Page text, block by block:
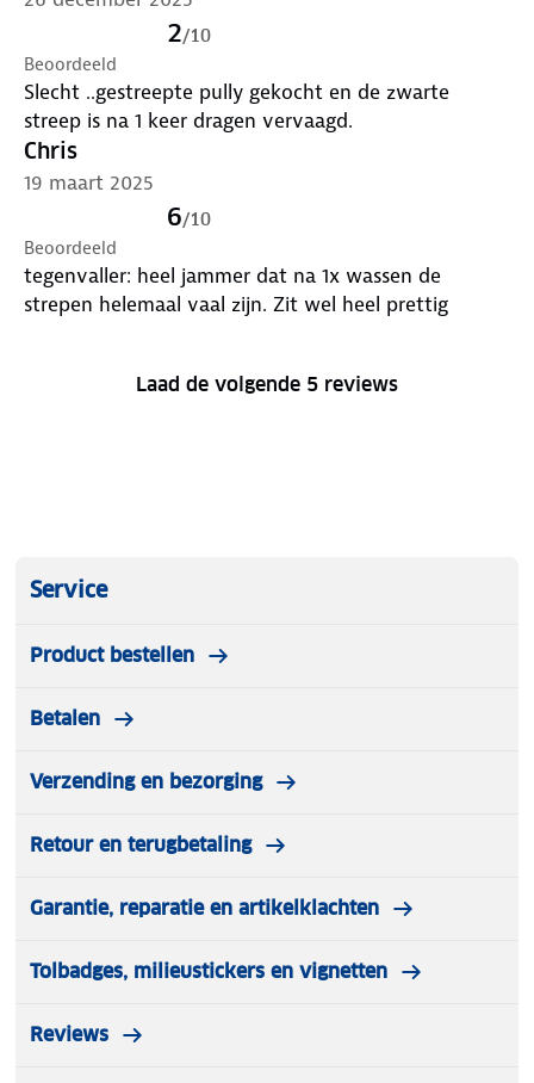
2/10
Beoordeeld
Slecht ..gestreepte pully gekocht en de zwarte
streep is na 1 keer dragen vervaagd.
Chris
19 maart 2025
6/10
Beoordeeld
tegenvaller: heel jammer dat na 1x wassen de
strepen helemaal vaal zijn. Zit wel heel prettig
Laad de volgende 5 reviews
Service
Product bestellen
Betalen
Verzending en bezorging
Retour en terugbetaling
Garantie, reparatie en artikelklachten
Tolbadges, milieustickers en vignetten
Reviews